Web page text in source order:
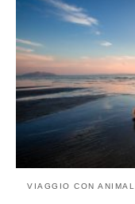
VIAGGIO CON ANIMALI